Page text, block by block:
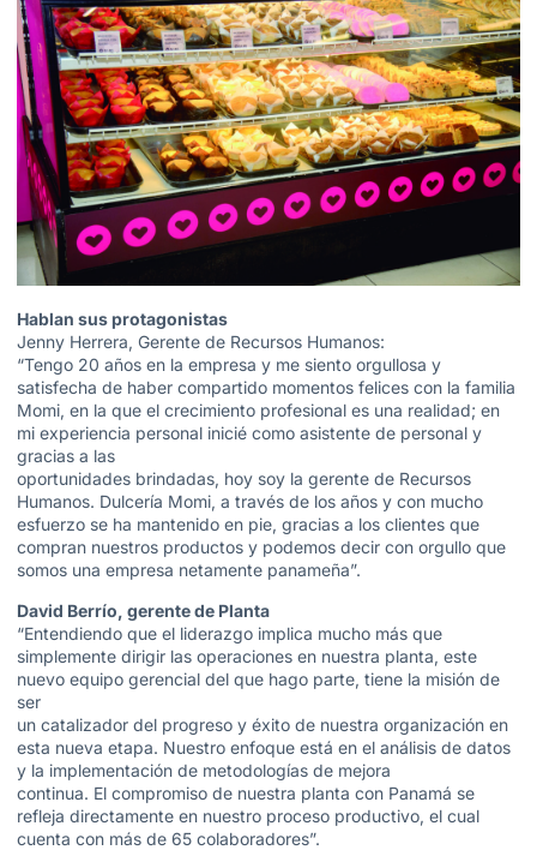
Hablan sus protagonistas
Jenny Herrera, Gerente de Recursos Humanos:
“Tengo 20 años en la empresa y me siento orgullosa y
satisfecha de haber compartido momentos felices con la familia
Momi, en la que el crecimiento profesional es una realidad; en
mi experiencia personal inicié como asistente de personal y
gracias a las
oportunidades brindadas, hoy soy la gerente de Recursos
Humanos. Dulcería Momi, a través de los años y con mucho
esfuerzo se ha mantenido en pie, gracias a los clientes que
compran nuestros productos y podemos decir con orgullo que
somos una empresa netamente panameña”.
David Berrío, gerente de Planta
“Entendiendo que el liderazgo implica mucho más que
simplemente dirigir las operaciones en nuestra planta, este
nuevo equipo gerencial del que hago parte, tiene la misión de
ser
un catalizador del progreso y éxito de nuestra organización en
esta nueva etapa. Nuestro enfoque está en el análisis de datos
y la implementación de metodologías de mejora
continua. El compromiso de nuestra planta con Panamá se
refleja directamente en nuestro proceso productivo, el cual
cuenta con más de 65 colaboradores”.